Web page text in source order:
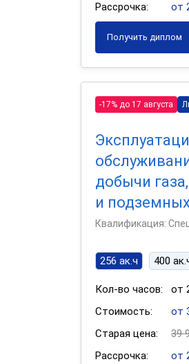
Рассрочка:
от
Получить диплом
-17% до 17 августа
добычи
и
Квалификация:
256 ак.ч 400
Кол-во часов:
от
Стоимость:
от
Старая цена:
39
Рассрочка:
от